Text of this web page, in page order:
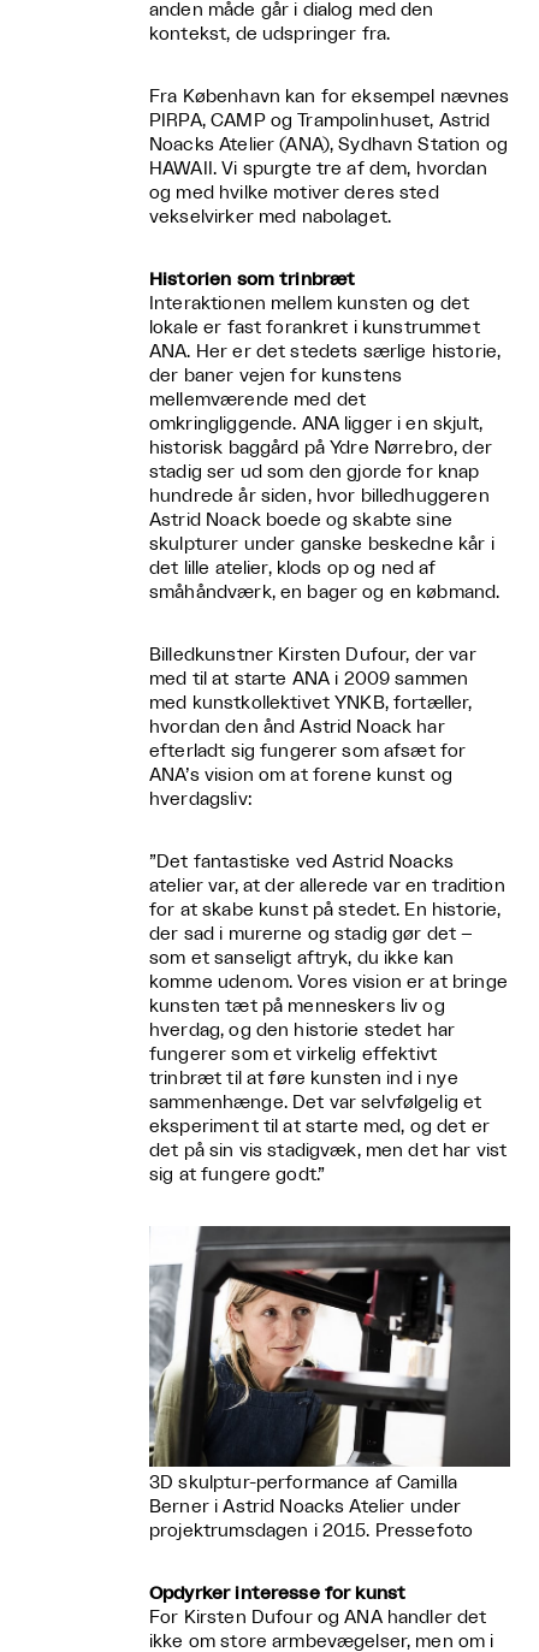
anden måde går i dialog med den
kontekst, de udspringer fra.
Fra København kan for eksempel nævnes
PIRPA, CAMP og Trampolinhuset, Astrid
Noacks Atelier (ANA), Sydhavn Station og
HAWAII. Vi spurgte tre af dem, hvordan
og med hvilke motiver deres sted
vekselvirker med nabolaget.
Historien som trinbræt
Interaktionen mellem kunsten og det
lokale er fast forankret i kunstrummet
ANA. Her er det stedets særlige historie,
der baner vejen for kunstens
mellemværende med det
omkringliggende. ANA ligger i en skjult,
historisk baggård på Ydre Nørrebro, der
stadig ser ud som den gjorde for knap
hundrede år siden, hvor billedhuggeren
Astrid Noack boede og skabte sine
skulpturer under ganske beskedne kår i
det lille atelier, klods op og ned af
småhåndværk, en bager og en købmand.
Billedkunstner Kirsten Dufour, der var
med til at starte ANA i 2009 sammen
med kunstkollektivet YNKB, fortæller,
hvordan den ånd Astrid Noack har
efterladt sig fungerer som afsæt for
ANA’s vision om at forene kunst og
hverdagsliv:
”Det fantastiske ved Astrid Noacks
atelier var, at der allerede var en tradition
for at skabe kunst på stedet. En historie,
der sad i murerne og stadig gør det –
som et sanseligt aftryk, du ikke kan
komme udenom. Vores vision er at bringe
kunsten tæt på menneskers liv og
hverdag, og den historie stedet har
fungerer som et virkelig effektivt
trinbræt til at føre kunsten ind i nye
sammenhænge. Det var selvfølgelig et
eksperiment til at starte med, og det er
det på sin vis stadigvæk, men det har vist
sig at fungere godt.”
3D skulptur-performance af Camilla
Berner i Astrid Noacks Atelier under
projektrumsdagen i 2015. Pressefoto
Opdyrker interesse for kunst
For Kirsten Dufour og ANA handler det
ikke om store armbevægelser, men om i